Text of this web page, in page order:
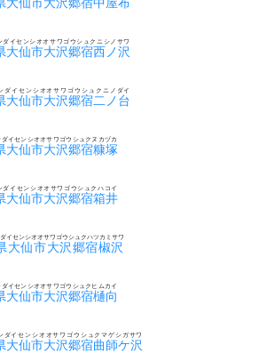
大仙市大沢郷宿西ノ沢
ダイセンシオオサワゴウシュクニシノサワ
大仙市大沢郷宿二ノ台
ダイセンシオオサワゴウシュクニノダイ
大仙市大沢郷宿糠塚
イセンシオオサワゴウシュクヌカヅカ
大仙市大沢郷宿箱井
ダイセンシオオサワゴウシュクハコイ
大仙市大沢郷宿椒沢
イセンシオオサワゴウシュクハツカミサワ
大仙市大沢郷宿樋向
イセンシオオサワゴウシュクヒムカイ
大仙市大沢郷宿曲師ケ沢
ダイセンシオオサワゴウシュクマゲシガサワ